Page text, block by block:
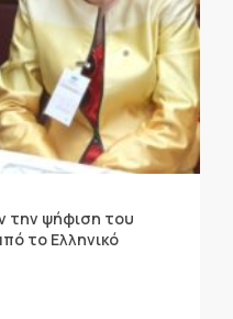
την ψήφιση του
το Ελληνικό